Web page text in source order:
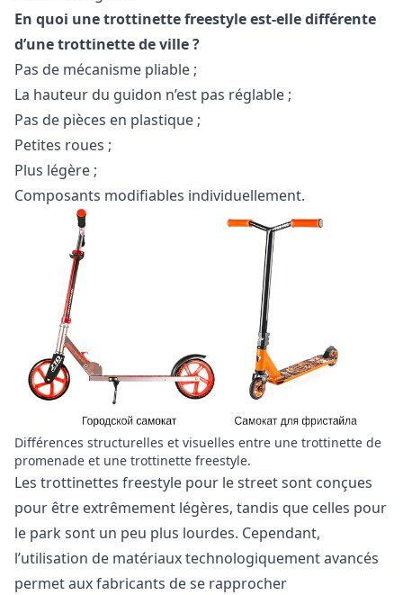
En quoi une trottinette freestyle est-elle différente
d’une trottinette de ville ?
Pas de mécanisme pliable ;
La hauteur du guidon n’est pas réglable ;
Pas de pièces en plastique ;
Petites roues ;
Plus légère ;
Composants modifiables individuellement.
Différences structurelles et visuelles entre une trottinette de
promenade et une trottinette freestyle.
Les trottinettes freestyle pour le street sont conçues
pour être extrêmement légères, tandis que celles pour
le park sont un peu plus lourdes. Cependant,
l’utilisation de matériaux technologiquement avancés
permet aux fabricants de se rapprocher